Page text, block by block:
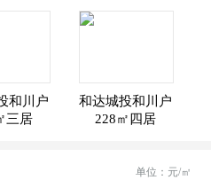
和川户
三居
和达城投和川户
型图
228㎡四居
单位：元/㎡